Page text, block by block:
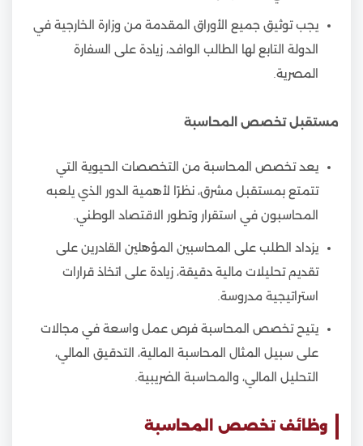
يجب توثيق جميع الأوراق المقدمة من وزارة الخارجية في
الدولة التابع لها الطالب الوافد، زيادة على السفارة
المصرية.
مستقبل تخصص المحاسبة
يعد تخصص المحاسبة من التخصصات الحيوية التي
تتمتع بمستقبل مشرق، نظرًا لأهمية الدور الذي يلعبه
المحاسبون في استقرار وتطور الاقتصاد الوطني.
يزداد الطلب على المحاسبين المؤهلين القادرين على
تقديم تحليلات مالية دقيقة، زيادة على اتخاذ قرارات
استراتيجية مدروسة.
يتيح تخصص المحاسبة فرص عمل واسعة في مجالات
على سبيل المثال المحاسبة المالية، التدقيق المالي،
التحليل المالي، والمحاسبة الضريبية.
وظائف تخصص المحاسبة